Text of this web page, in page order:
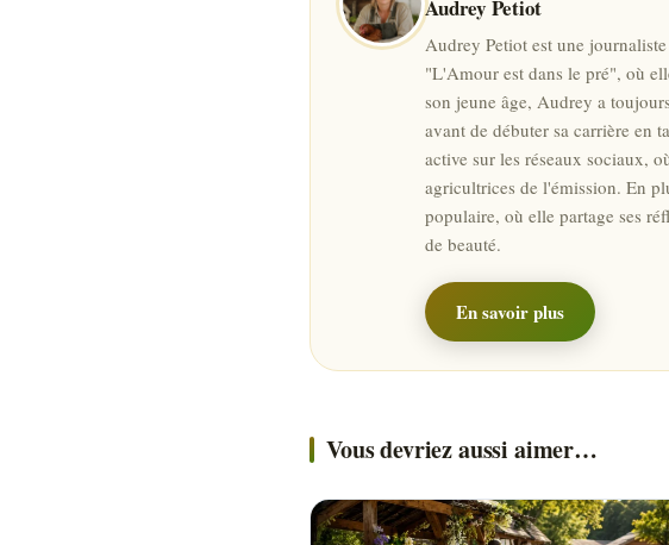
Audrey Petiot
Audrey Petiot est une
"L'Amour est dans le pré", où
son jeune âge, Audrey a
avant de débuter sa carrière en
active sur les réseaux sociaux,
agricultrices de l'émission. En
populaire, où elle partage ses
de beauté.
En savoir plus
Vous devriez aussi aimer…